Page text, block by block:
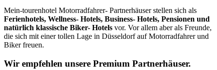
Mein-tourenhotel Motorradfahrer- Partnerhäuser stellen sich als
Ferienhotels, Wellness- Hotels, Business- Hotels, Pensionen und
natürlich klassische Biker- Hotels vor. Vor allem aber als Freunde,
die sich mit einer tollen Lage in Düsseldorf auf Motorradfahrer und
Biker freuen.
Wir empfehlen unsere Premium Partnerhäuser.